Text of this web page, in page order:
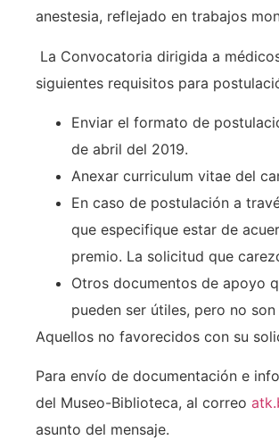
anestesia, reflejado en trabajos
La Convocatoria dirigida a
siguientes requisitos para
Enviar el formato de
de abril del 2019.
Anexar curriculum vitae del
En caso de postulación a
que especifique estar de
premio. La solicitud que
Otros documentos de apoyo
pueden ser útiles, pero no son
Aquellos no favorecidos con su
Para envío de documentación e
del Museo-Biblioteca, al correo
asunto del mensaje.